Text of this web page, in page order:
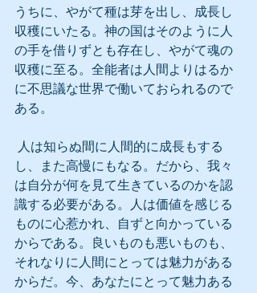
うちに、やがて種は芽を出し、成長し
収穫にいたる。神の国はそのように人
の手を借りずとも存在し、やがて魂の
収穫に至る。全能者は人間よりはるか
に不思議な世界で働いておられるので
ある。
し、また高慢にもなる。だから、我々
は自分が何を見て生きているのかを認
識する必要がある。人は価値を感じる
ものに心惹かれ、自ずと向かっている
からである。良いものも悪いものも、
それなりに人間にとっては魅力がある
からだ。今、あなたにとって魅力ある